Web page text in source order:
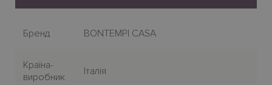
Бренд BONTEMPI CASA
Країна-
виробник
Італія